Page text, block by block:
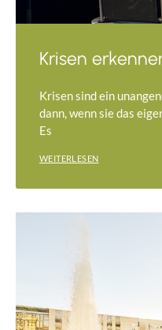
Krisen
Krisen sind ein
dann, wenn sie das
Es
WEITERLESEN